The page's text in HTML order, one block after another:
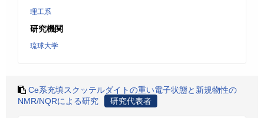
理工系
研究機関
琉球大学
Ce系充填スクッテルダイトの重い電子状態と新規物性の
NMR/NQRによる研究
研究代表者